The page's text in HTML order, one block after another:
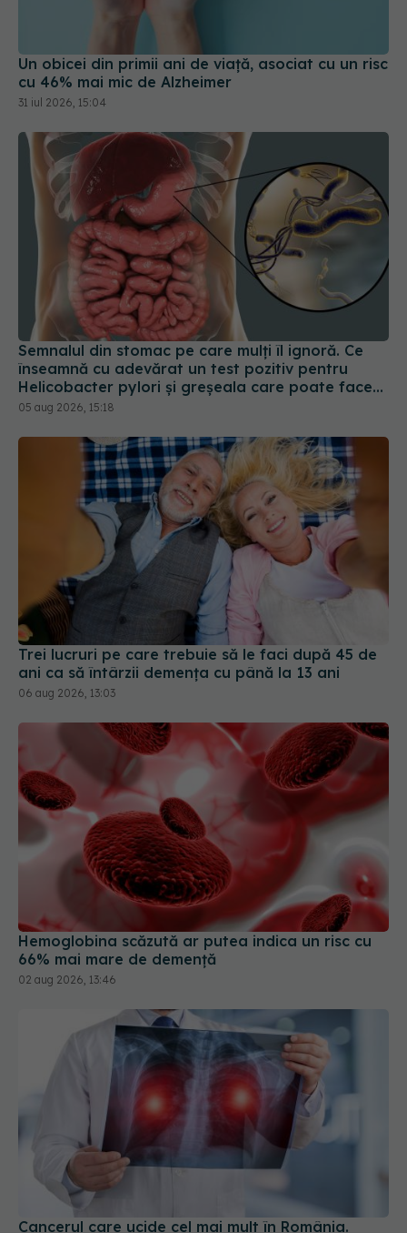
Un obicei din primii ani de viață, asociat cu un risc
cu 46% mai mic de Alzheimer
31 iul 2026, 15:04
Semnalul din stomac pe care mulți îl ignoră. Ce
înseamnă cu adevărat un test pozitiv pentru
Helicobacter pylori și greșeala care poate face
tratamentul mult mai dificil
05 aug 2026, 15:18
Trei lucruri pe care trebuie să le faci după 45 de
ani ca să întârzii demența cu până la 13 ani
06 aug 2026, 13:03
Hemoglobina scăzută ar putea indica un risc cu
66% mai mare de demență
02 aug 2026, 13:46
Cancerul care ucide cel mai mult în România.
Testul simplu care poate salva vieți înainte să
apară simptomele cancerului pulmonar